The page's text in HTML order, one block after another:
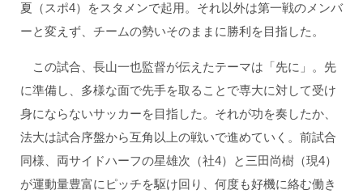
夏（スポ4）をスタメンで起用。それ以外は第一戦のメンバ
ーと変えず、チームの勢いそのままに勝利を目指した。
この試合、長山一也監督が伝えたテーマは「先に」。先
に準備し、多様な面で先手を取ることで専大に対して受け
身にならないサッカーを目指した。それが功を奏したか、
法大は試合序盤から互角以上の戦いで進めていく。前試合
同様、両サイドハーフの星雄次（社4）と三田尚樹（現4）
が運動量豊富にピッチを駆け回り、何度も好機に絡む働き